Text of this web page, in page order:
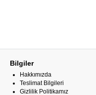
Bilgiler
Hakkımızda
Teslimat Bilgileri
Gizlilik Politikamız